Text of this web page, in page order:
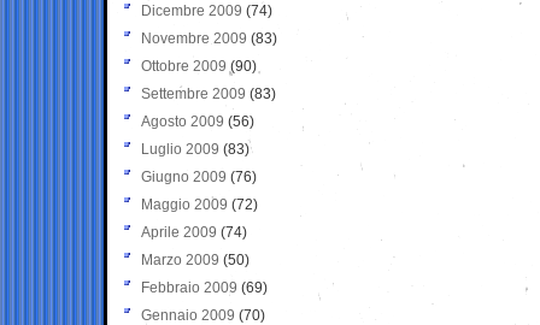
Dicembre 2009 (74)
Novembre 2009 (83)
Ottobre 2009 (90)
Settembre 2009 (83)
Agosto 2009 (56)
Luglio 2009 (83)
Giugno 2009 (76)
Maggio 2009 (72)
Aprile 2009 (74)
Marzo 2009 (50)
Febbraio 2009 (69)
Gennaio 2009 (70)